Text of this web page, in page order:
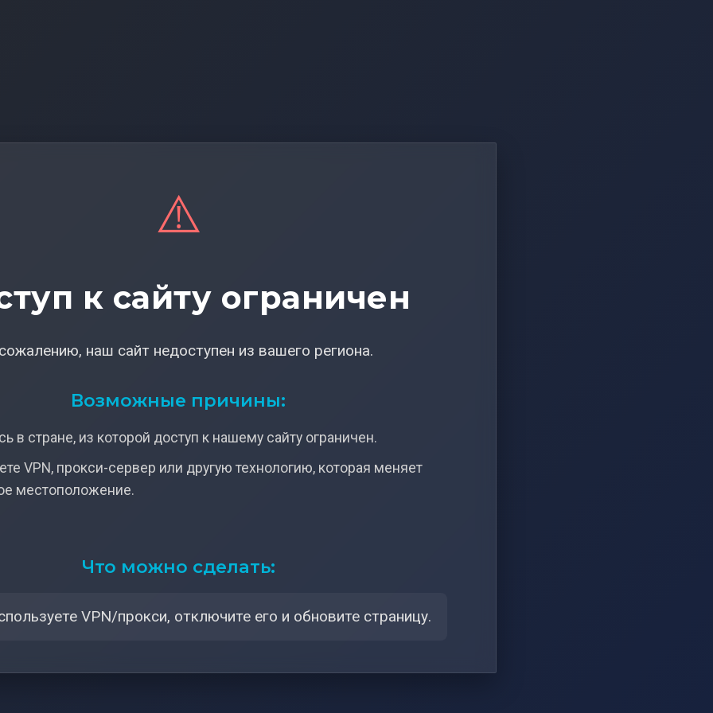
⚠️
к сайту ограничен
наш сайт недоступен из вашего региона.
Возможные причины:
в стране, из которой доступ к нашему сайту ограничен.
VPN, прокси-сервер или другую технологию, которая меняет
местоположение.
Что можно сделать:
VPN/прокси, отключите его и обновите страницу.